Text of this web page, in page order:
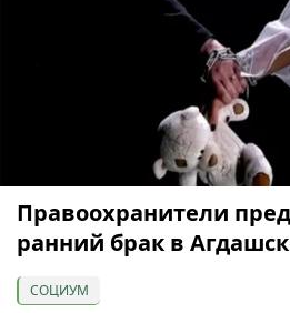
Правоохранители
ранний брак в
СОЦИУМ